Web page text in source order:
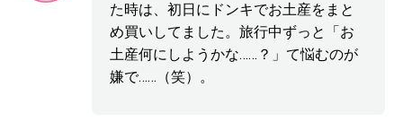
た時は、初日にドンキでお土産をまと
め買いしてました。旅行中ずっと「お
土産何にしようかな……？」て悩むのが
嫌で……（笑）。